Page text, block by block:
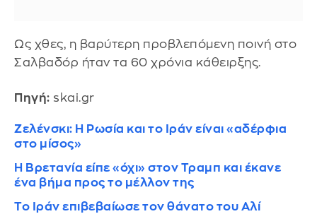
Ως χθες, η βαρύτερη προβλεπόμενη ποινή στο
Σαλβαδόρ ήταν τα 60 χρόνια κάθειρξης.
Πηγή: skai.gr
Ζελένσκι: Η Ρωσία και το Ιράν είναι «αδέρφια
στο μίσος»
Η Βρετανία είπε «όχι» στον Τραμπ και έκανε
ένα βήμα προς το μέλλον της
Το Ιράν επιβεβαίωσε τον θάνατο του Αλί